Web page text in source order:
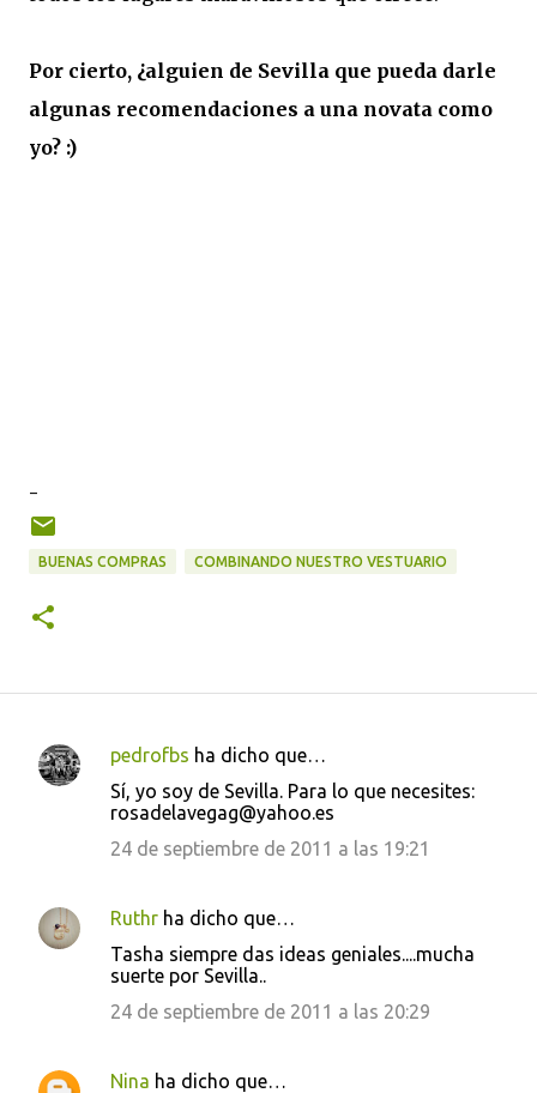
Por cierto, ¿alguien de Sevilla que pueda darle
algunas recomendaciones a una novata como
yo? :)
-
BUENAS COMPRAS COMBINANDO NUESTRO VESTUARIO
C
n
t
o
pedrofbs ha dicho que…
Sí, yo soy de Sevilla. Para lo que necesites:
rosadelavegag@yahoo.es
24 de septiembre de 2011 a las 19:21
Ruthr ha dicho que…
Tasha siempre das ideas geniales....mucha
suerte por Sevilla..
24 de septiembre de 2011 a las 20:29
Nina ha dicho que…